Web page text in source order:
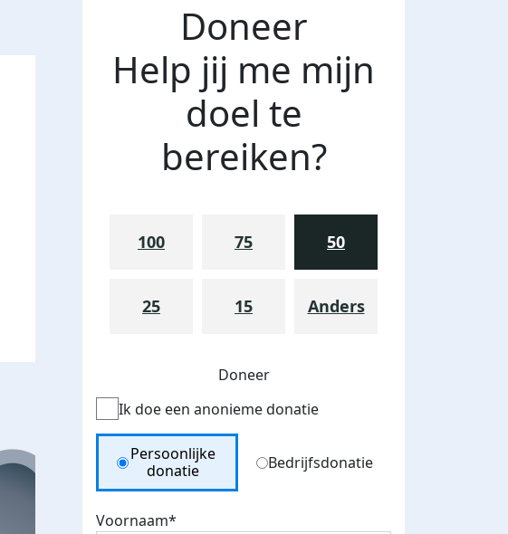
Doneer
Help jij me mijn
doel te
bereiken?
100 75 50
25 15 Anders
Doneer
Ik doe een anonieme donatie
Donation Type
Persoonlijke
donatie
Bedrijfsdonatie
Voornaam*